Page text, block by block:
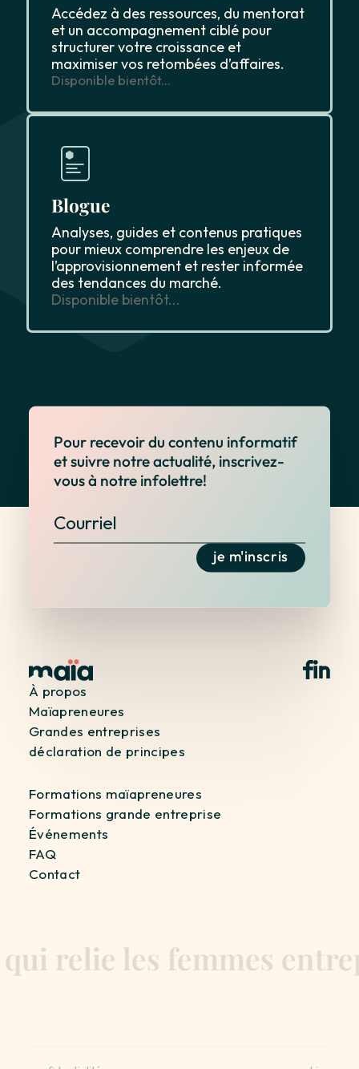
Accédez à des ressources, du mentorat
et un accompagnement ciblé pour
structurer votre croissance et
maximiser vos retombées d’affaires.
Disponible bientôt...
Blogue
Analyses, guides et contenus pratiques
pour mieux comprendre les enjeux de
l’approvisionnement et rester informée
des tendances du marché.
Disponible bientôt...
Pour recevoir du contenu informatif
et suivre notre actualité, inscrivez-
vous à notre infolettre!
je m'inscris
À propos
Maïapreneures
Grandes entreprises
déclaration de principes
Formations maïapreneures
Formations grande entreprise
Événements
FAQ
Contact
relie les femmes